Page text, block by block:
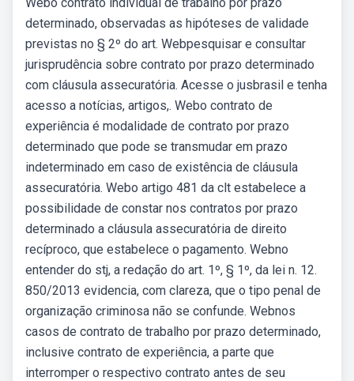
determinado, observadas as hipóteses de validade
previstas no § 2º do art. Webpesquisar e consultar
jurisprudência sobre contrato por prazo determinado
com cláusula assecuratória. Acesse o jusbrasil e tenha
acesso a notícias, artigos,. Webo contrato de
experiência é modalidade de contrato por prazo
determinado que pode se transmudar em prazo
indeterminado em caso de existência de cláusula
assecuratória. Webo artigo 481 da clt estabelece a
possibilidade de constar nos contratos por prazo
determinado a cláusula assecuratória de direito
recíproco, que estabelece o pagamento. Webno
entender do stj, a redação do art. 1º, § 1º, da lei n. 12.
850/2013 evidencia, com clareza, que o tipo penal de
organização criminosa não se confunde. Webnos
casos de contrato de trabalho por prazo determinado,
inclusive contrato de experiência, a parte que
interromper o respectivo contrato antes de seu